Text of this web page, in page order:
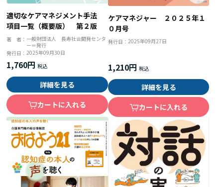
適切なケアマネジメント手法
項目一覧（概要版） 第２版
著 者： 一般財団法人 長寿社会開発センタ
ー＝発行
発行日：2025年09月30日
1,760円
詳細を見る
カートに入れる
ケアマネジャー ２０２５年１
０月号
発行日： 2025年09月27日
1,210円
詳細を見る
カートに入れる